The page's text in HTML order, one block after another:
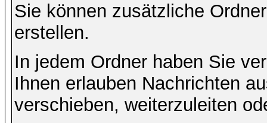
Sie können zusätzliche
erstellen.
In jedem Ordner haben Sie
Ihnen erlauben Nachrichten
verschieben, weiterzuleiten